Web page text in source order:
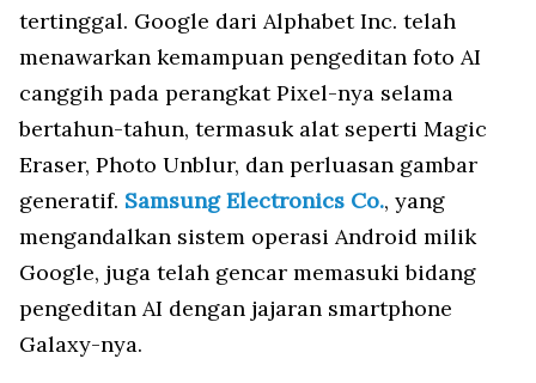
tertinggal. Google dari Alphabet Inc. telah
menawarkan kemampuan pengeditan foto AI
canggih pada perangkat Pixel-nya selama
bertahun-tahun, termasuk alat seperti Magic
Eraser, Photo Unblur, dan perluasan gambar
generatif. Samsung Electronics Co., yang
mengandalkan sistem operasi Android milik
Google, juga telah gencar memasuki bidang
pengeditan AI dengan jajaran smartphone
Galaxy-nya.